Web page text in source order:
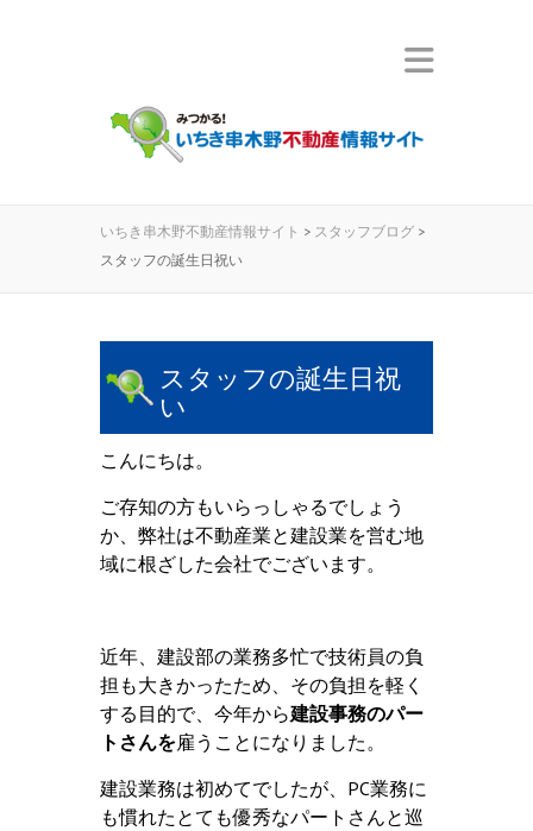
いちき串木野不動産情報サイト > スタッフブログ >
スタッフの誕生日祝い
スタッフの誕生日祝
い
こんにちは。
ご存知の方もいらっしゃるでしょう
か、弊社は不動産業と建設業を営む地
域に根ざした会社でございます。
近年、建設部の業務多忙で技術員の負
担も大きかったため、その負担を軽く
する目的で、今年から建設事務のパー
トさんを雇うことになりました。
建設業務は初めてでしたが、PC業務に
も慣れたとても優秀なパートさんと巡